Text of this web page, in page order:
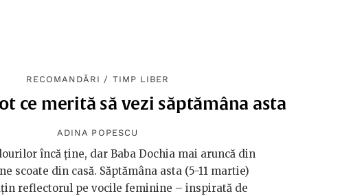
RECOMANDĂRI / TIMP LIBER
ce merită să vezi săptămâna asta
ADINA POPESCU
încă ține, dar Baba Dochia mai aruncă din
scoate din casă. Săptămâna asta (5-11 martie)
reflectorul pe vocile feminine – inspirată de